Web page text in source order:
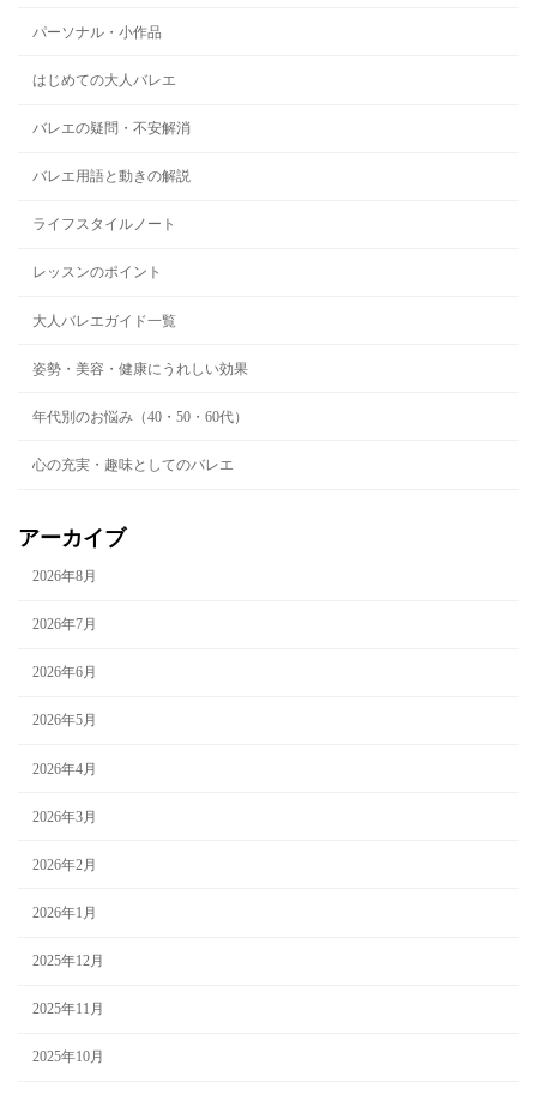
パーソナル・小作品
はじめての大人バレエ
バレエの疑問・不安解消
バレエ用語と動きの解説
ライフスタイルノート
レッスンのポイント
大人バレエガイド一覧
姿勢・美容・健康にうれしい効果
年代別のお悩み（40・50・60代）
心の充実・趣味としてのバレエ
アーカイブ
2026年8月
2026年7月
2026年6月
2026年5月
2026年4月
2026年3月
2026年2月
2026年1月
2025年12月
2025年11月
2025年10月